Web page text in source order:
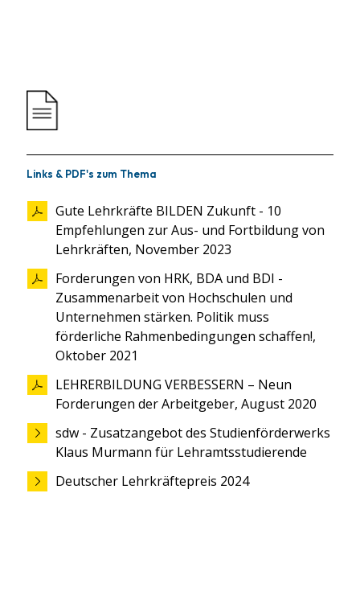
Links & PDF's zum Thema
Gute Lehrkräfte BILDEN Zukunft - 10
Empfehlungen zur Aus- und Fortbildung von
Lehrkräften, November 2023
Forderungen von HRK, BDA und BDI -
Zusammenarbeit von Hochschulen und
Unternehmen stärken. Politik muss
förderliche Rahmenbedingungen schaffen!,
Oktober 2021
LEHRERBILDUNG VERBESSERN – Neun
Forderungen der Arbeitgeber, August 2020
sdw - Zusatzangebot des Studienförderwerks
Klaus Murmann für Lehramtsstudierende
Deutscher Lehrkräftepreis 2024